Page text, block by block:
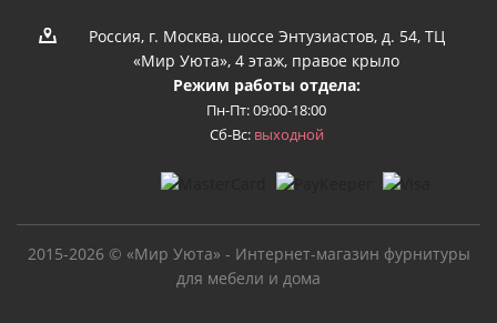
Россия, г. Москва, шоссе Энтузиастов, д. 54, ТЦ
«Мир Уюта», 4 этаж, правое крыло
Режим работы отдела:
Пн-Пт: 09:00-18:00
Сб-Вс: выходной
2015-2026 © «Мир Уюта» - Интернет-магазин фурнитуры
для мебели и дома